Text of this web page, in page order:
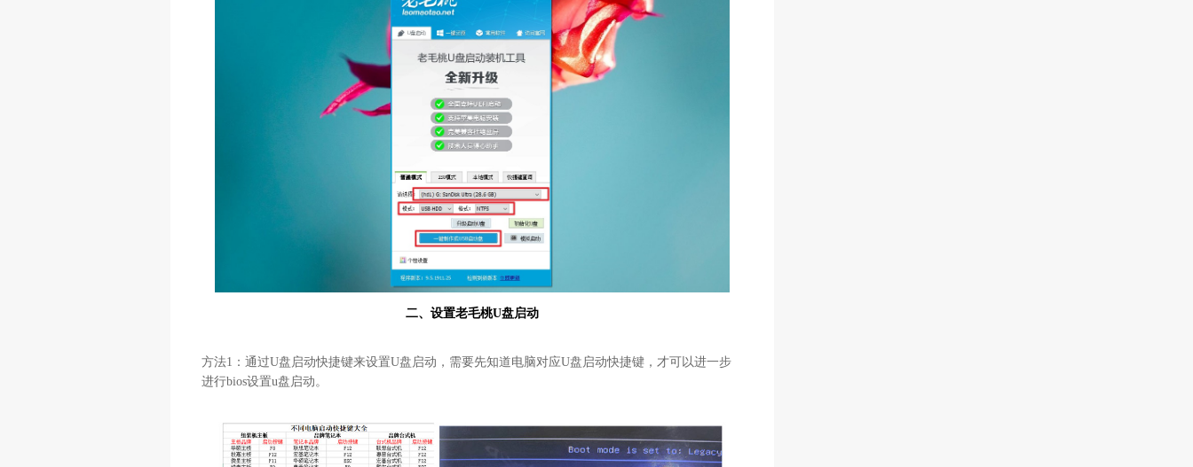
二、设置老毛桃U盘启动
方法1：通过U盘启动快捷键来设置U盘启动，需要先知道电脑对应U盘启动快捷键，才可以进一步
进行bios设置u盘启动。